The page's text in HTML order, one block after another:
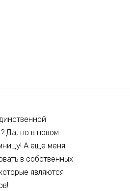
Да, но в новом
А еще меня
в собственных
являются